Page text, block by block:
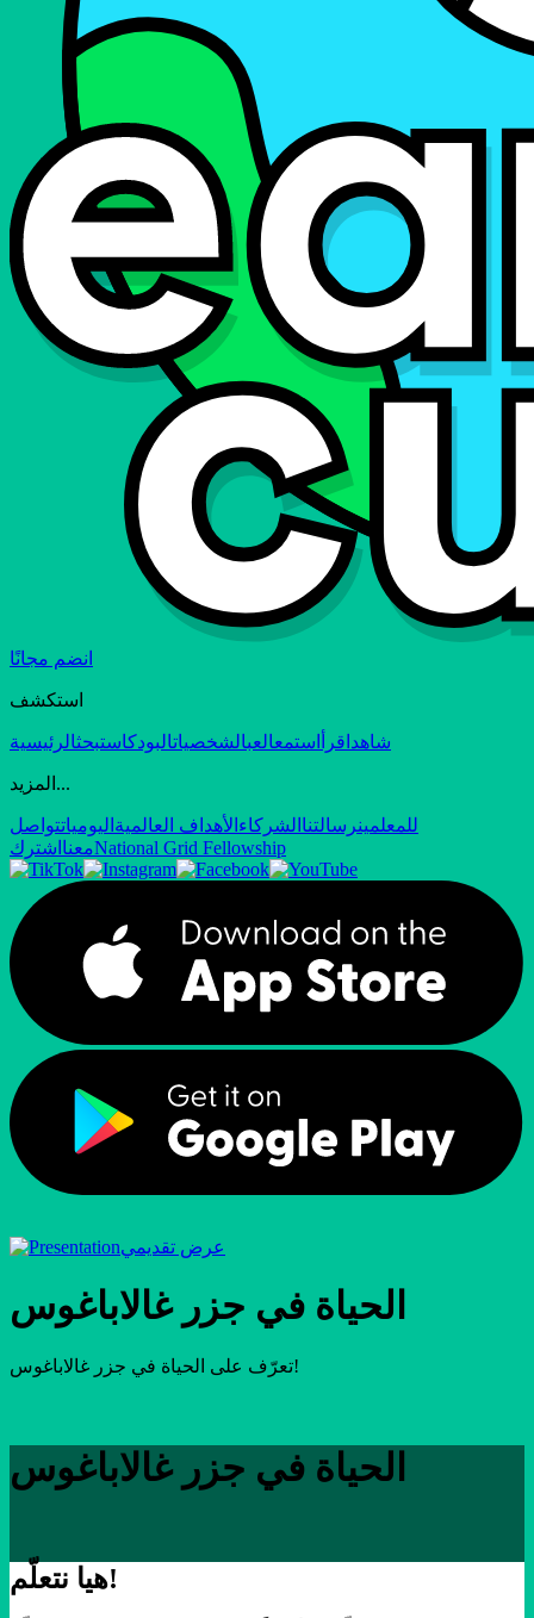
انضم مجانًا
استكشف
شاهد اقرأ استمعالعبالشخصياتالبودكاستبحثالرئيسية
المزيد...
للمعلمينرسالتنا الشركاء الأهداف العالمية اليومياتتواصل
معنا اشترك National Grid Fellowship
عرض تقديمي
الحياة في جزر غالاباغوس
تعرّف على الحياة في جزر غالاباغوس!
الحياة في جزر غالاباغوس
هيا نتعلّم!